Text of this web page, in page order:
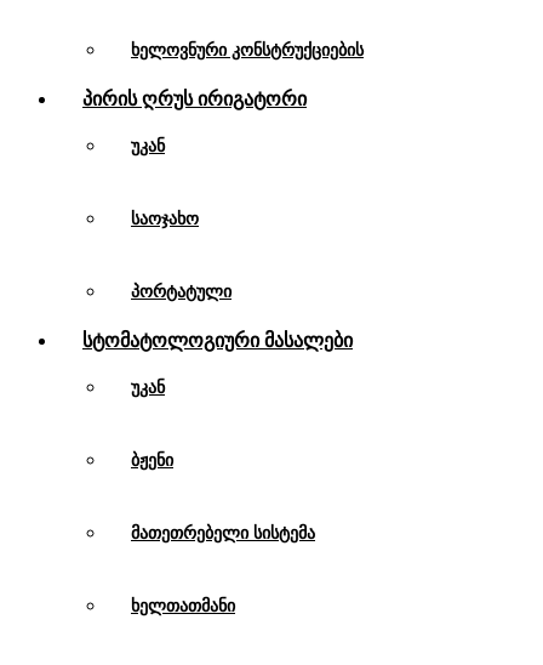
ხელოვნური კონსტრუქციების
Პირის Ღრუს Ირიგატორი
უკან
საოჯახო
პორტატული
Სტომატოლოგიური Მასალები
უკან
ბჟენი
მათეთრებელი სისტემა
ხელთათმანი